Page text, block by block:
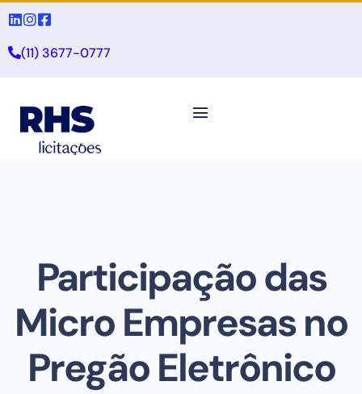
(11) 3677-0777
Participação das
Micro Empresas no
Pregão Eletrônico